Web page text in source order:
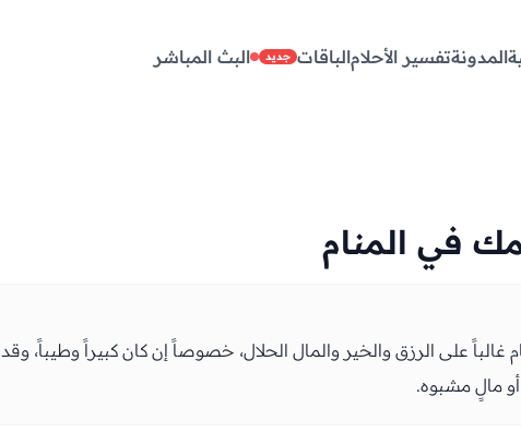
المدونةتفسير الأحلامالباقات جديد البث المباشر
في المنام
على الرزق والخير والمال الحلال، خصوصاً إن كان كبيراً وطيباً، وقد
مالٍ مشبوه.